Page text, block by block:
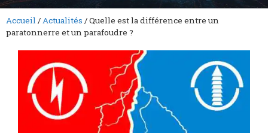
Accueil / Actualités /Quelle est la différence entre un
paratonnerre et un parafoudre ?